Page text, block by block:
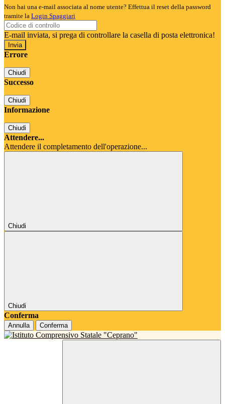
Non hai una e-mail associata al nome utente? Effettua il reset della password
tramite la Login Spaggiari
E-mail inviata, si prega di controllare la casella di posta elettronica!
Errore
Chiudi
Successo
Chiudi
Informazione
Chiudi
Attendere...
Attendere il completamento dell'operazione...
Chiudi
Chiudi
Conferma
Annulla Conferma